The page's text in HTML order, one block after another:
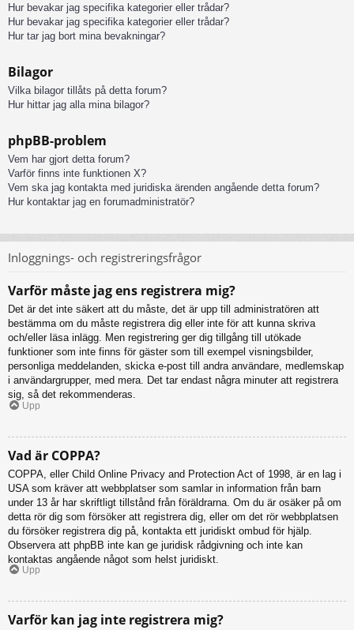
Hur bevakar jag specifika kategorier eller trådar?
Hur bevakar jag specifika kategorier eller trådar?
Hur tar jag bort mina bevakningar?
Bilagor
Vilka bilagor tillåts på detta forum?
Hur hittar jag alla mina bilagor?
phpBB-problem
Vem har gjort detta forum?
Varför finns inte funktionen X?
Vem ska jag kontakta med juridiska ärenden angående detta forum?
Hur kontaktar jag en forumadministratör?
Inloggnings- och registreringsfrågor
Varför måste jag ens registrera mig?
Det är det inte säkert att du måste, det är upp till administratören att
bestämma om du måste registrera dig eller inte för att kunna skriva
och/eller läsa inlägg. Men registrering ger dig tillgång till utökade
funktioner som inte finns för gäster som till exempel visningsbilder,
personliga meddelanden, skicka e-post till andra användare, medlemskap
i användargrupper, med mera. Det tar endast några minuter att registrera
sig, så det rekommenderas.
Upp
Vad är COPPA?
COPPA, eller Child Online Privacy and Protection Act of 1998, är en lag i
USA som kräver att webbplatser som samlar in information från barn
under 13 år har skriftligt tillstånd från föräldrarna. Om du är osäker på om
detta rör dig som försöker att registrera dig, eller om det rör webbplatsen
du försöker registrera dig på, kontakta ett juridiskt ombud för hjälp.
Observera att phpBB inte kan ge juridisk rådgivning och inte kan
kontaktas angående något som helst juridiskt.
Upp
Varför kan jag inte registrera mig?